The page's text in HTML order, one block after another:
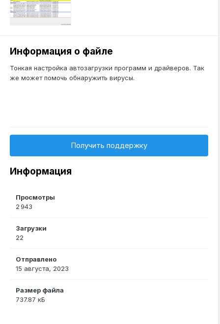
Информация о файле
Тонкая настройка автозагрузки программ и драйверов. Так
же может помочь обнаружить вирусы.
Получить поддержку
Информация
Просмотры
2 943
Загрузки
22
Отправлено
15 августа, 2023
Размер файла
737.87 кБ